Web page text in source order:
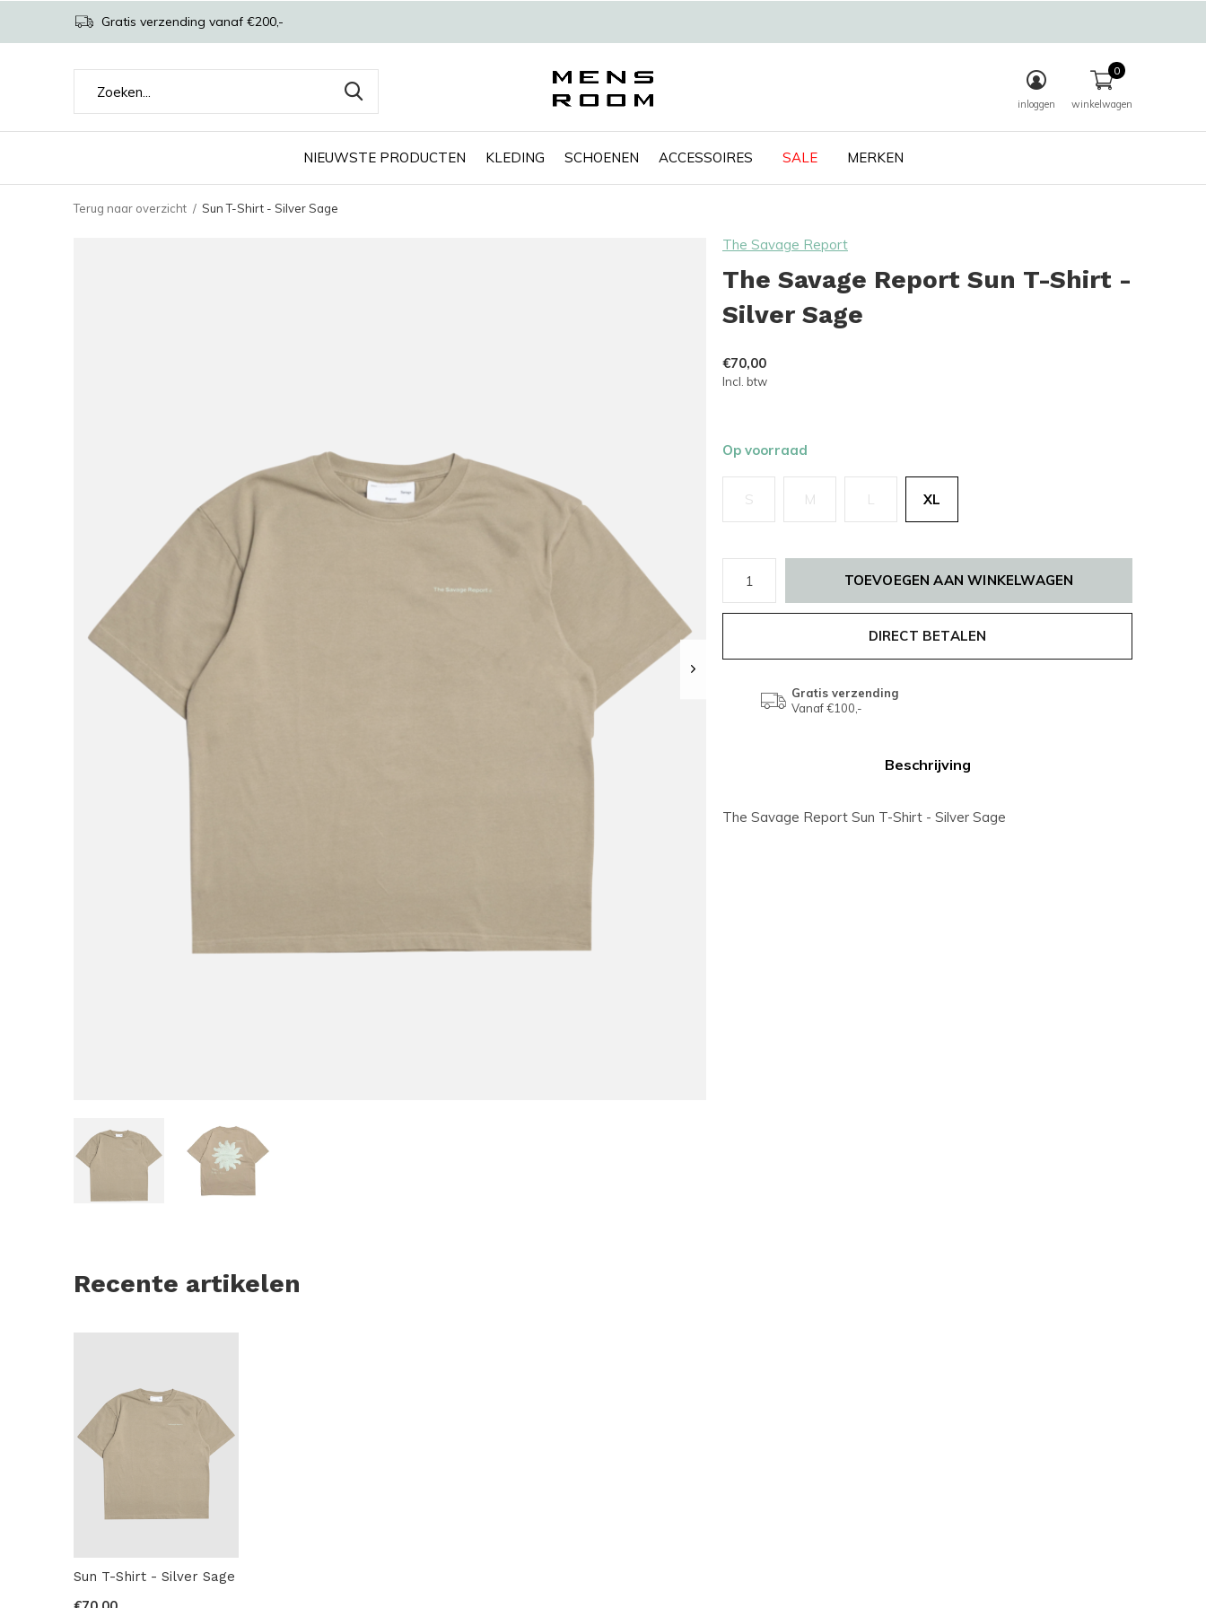
NIEUWSTE PRODUCTEN KLEDING SCHOENEN ACCESSOIRES SALE MERKEN
inloggen winkelwagen
0
Gratis verzending vanaf €200,-
Terug naar overzicht Sun T-Shirt - Silver Sage
The Savage Report
The Savage Report Sun T-Shirt -
Silver Sage
€70,00
Incl. btw
Op voorraad
S M L XL
TOEVOEGEN AAN WINKELWAGEN
DIRECT BETALEN
Gratis verzending
Vanaf €100,-
Beschrijving
The Savage Report Sun T-Shirt - Silver Sage
Recente artikelen
Sun T-Shirt - Silver Sage